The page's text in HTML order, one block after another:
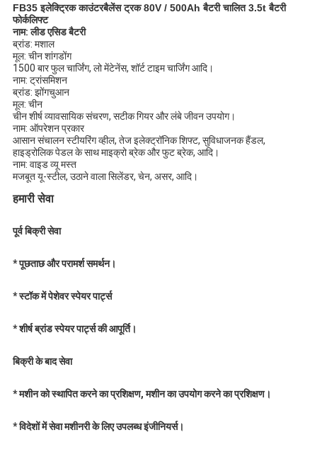
FB35 इलेक्ट्रिक काउंटरबैलेंस ट्रक 80V / 500Ah बैटरी चालित 3.5t बैटरी
फोर्कलिफ्ट
नाम: लीड एसिड बैटरी
ब्रांड: मशाल
मूल: चीन शांगडोंग
1500 बार फुल चार्जिंग, लो मेंटेनेंस, शॉर्ट टाइम चार्जिंग आदि।
नाम: ट्रांसमिशन
ब्रांड: झोंगचुआन
मूल: चीन
चीन शीर्ष व्यावसायिक संचरण, सटीक गियर और लंबे जीवन उपयोग।
नाम: ऑपरेशन प्रकार
आसान संचालन स्टीयरिंग व्हील, तेज इलेक्ट्रॉनिक शिफ्ट, सुविधाजनक हैंडल,
हाइड्रोलिक पेडल के साथ माइक्रो ब्रेक और फुट ब्रेक, आदि।
नाम: वाइड व्यू मस्त
मजबूत यू-स्टील, उठाने वाला सिलेंडर, चेन, असर, आदि।
हमारी सेवा
पूर्व बिक्री सेवा
* पूछताछ और परामर्श समर्थन।
* स्टॉक में पेशेवर स्पेयर पार्ट्स
* शीर्ष ब्रांड स्पेयर पार्ट्स की आपूर्ति।
बिक्री के बाद सेवा
* मशीन को स्थापित करने का प्रशिक्षण, मशीन का उपयोग करने का प्रशिक्षण।
* विदेशों में सेवा मशीनरी के लिए उपलब्ध इंजीनियर्स।